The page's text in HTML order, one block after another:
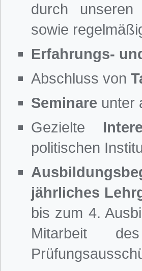
durch unseren
sowie
Erfahrungs-
Abschluss von
Seminare unter
Gezielte
politischen
jährliches
bis zum 4.
Mitarbeit